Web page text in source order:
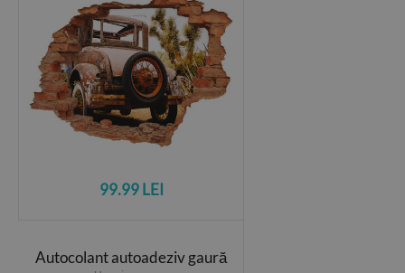
99.99 LEI
Autocolant autoadeziv gaură